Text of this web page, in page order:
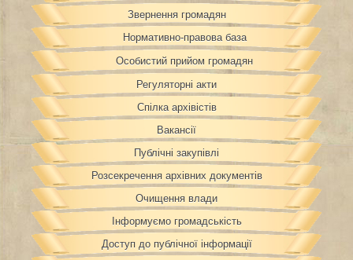
Звернення громадян
Нормативно-правова база
Особистий прийом громадян
Регуляторні акти
Спілка архівістів
Вакансії
Публічні закупівлі
Розсекречення архівних документів
Очищення влади
Інформуємо громадськість
Доступ до публічної інформації